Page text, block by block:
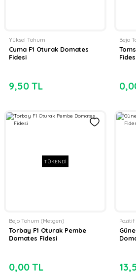
Yüksel Tohum
Cuma F1 Oturak Domates
Fidesi
9,50 TL
Bejo
TÜKENDİ
Bejo Tohum (Metgen)
Torbay F1 Oturak Pembe
Domates Fidesi
0,00 TL